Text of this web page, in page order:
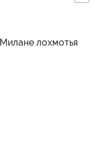
лохмотья